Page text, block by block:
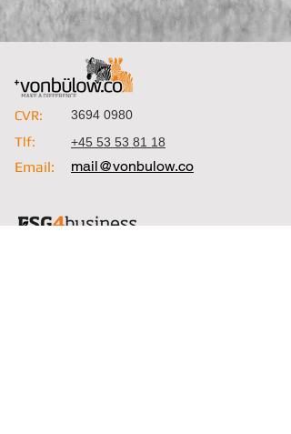
CVR: 3694 0980
Tlf:
Email:
+45 53 53 81 18
mail@vonbulow.co